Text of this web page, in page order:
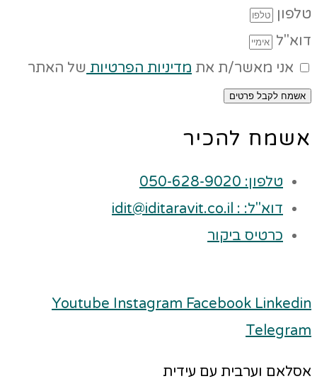
טלפון
דוא"ל
אני מאשר/ת את מדיניות הפרטיות של האתר
אשמח לקבל פרטים
אשמח להכיר
טלפון: 050-628-9020
דוא"ל: : idit@iditaravit.co.il
כרטיס ביקור
Youtube Instagram Facebook Linkedin
Telegram
אסלאם וערבית עם עידית